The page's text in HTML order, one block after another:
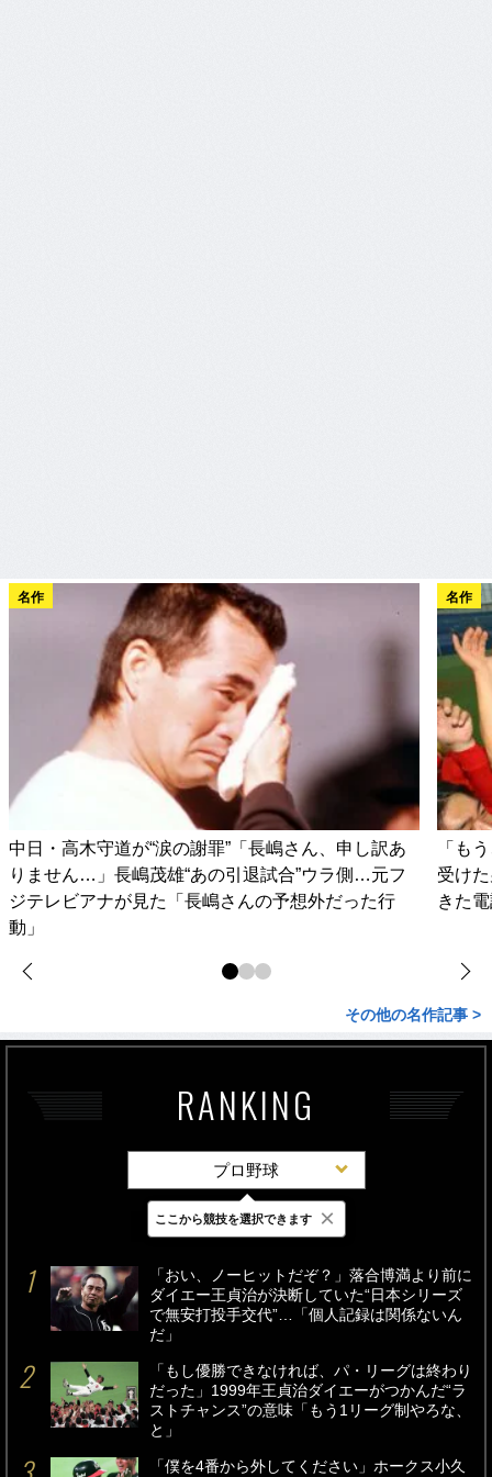
名作
中日・高木守道が“涙の謝罪”「長嶋さん、申し訳あ
りません…」長嶋茂雄“あの引退試合”ウラ側…元フ
ジテレビアナが見た「長嶋さんの予想外だった行
動」
名作
「も
受け
きた
その他の名作記事 >
RANKING
プロ野球
最新 24時間 週間
「おい、ノーヒットだぞ？」落合博満より前に
ダイエー王貞治が決断していた“日本シリーズ
で無安打投手交代”…「個人記録は関係ないん
だ」
「もし優勝できなければ、パ・リーグは終わり
だった」1999年王貞治ダイエーがつかんだ“ラ
ストチャンス”の意味「もう1リーグ制やろな、
と」
「僕を4番から外してください」ホークス小久
ここから競技を選択できます ×